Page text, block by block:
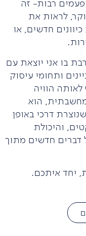
רבות- זה
לראות את
חדשים, או
בו אני יוצאת עם
ותחומי עיסוק
לאותה הוויה
הוא
דרכי באופן
והיכולת
דברים חדשים מתוך
יחד איתכם.